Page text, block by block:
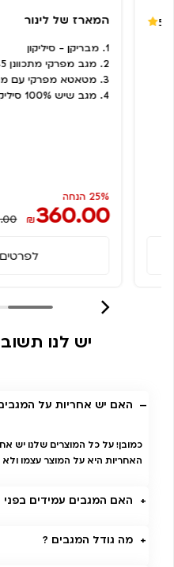
5.0 המארז של לינור
1. מבריקן - סיליקון
2. מגב מפרקי מתכוונן 45 ס"מ
3. מטאטא מפרקי עם
4. מגב שיש 100% סיליקון
25% הנחה
₪360.00
יש לנו
האם יש אחריות על
כמובן! על כל המוצרים שלנו יש
האחריות היא על המוצר עצמו
האם המגבים עמידים בפני
מה גודל המגבים ?